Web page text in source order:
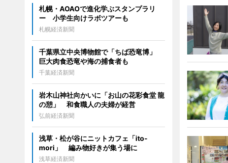
札幌・AOAOで進化学ぶスタンプラリ
ー 小学生向けラボツアーも
札幌経済新聞
千葉県立中央博物館で「ちば恐竜博」
巨大肉食恐竜や海の捕食者も
千葉経済新聞
岩木山神社向かいに「お山の花彩食堂 龍
の憩」 和食職人の夫婦が経営
弘前経済新聞
浅草・松が谷にニットカフェ「ito-
mori」 編み物好きが集う場に
浅草経済新聞